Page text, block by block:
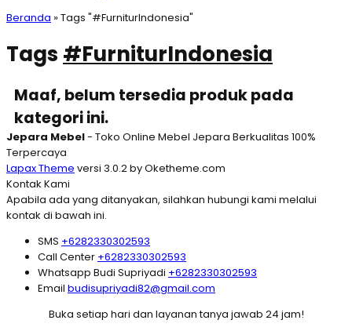
Beranda »Tags "#FurniturIndonesia"
Tags #FurniturIndonesia
Maaf, belum tersedia produk pada
kategori ini.
Jepara Mebel- Toko Online Mebel Jepara Berkualitas 100%
Terpercaya
Lapax Theme versi 3.0.2 by Oketheme.com
Kontak Kami
Apabila ada yang ditanyakan, silahkan hubungi kami melalui
kontak di bawah ini.
SMS +6282330302593
Call Center +6282330302593
Whatsapp Budi Supriyadi +6282330302593
Email budisupriyadi82@gmail.com
Buka setiap hari dan layanan tanya jawab 24 jam!